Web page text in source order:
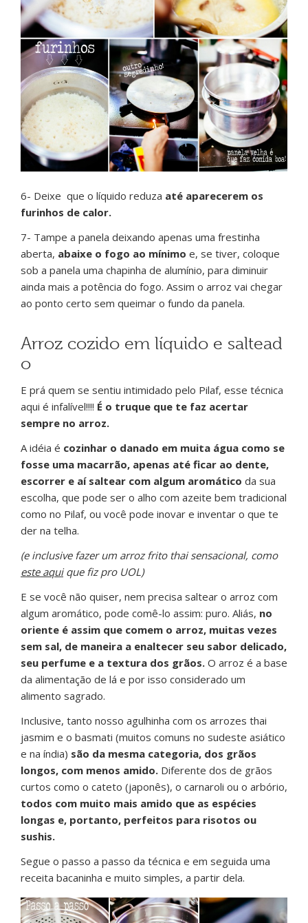
6- Deixe que o líquido reduza até aparecerem os
furinhos de calor.
7- Tampe a panela deixando apenas uma frestinha
aberta, abaixe o fogo ao mínimo e, se tiver, coloque
sob a panela uma chapinha de alumínio, para diminuir
ainda mais a potência do fogo. Assim o arroz vai chegar
ao ponto certo sem queimar o fundo da panela.
Arroz cozido em líquido e saltead
o
E prá quem se sentiu intimidado pelo Pilaf, esse técnica
aqui é infalível!!!! É o truque que te faz acertar
sempre no arroz.
A idéia é cozinhar o danado em muita água como se
fosse uma macarrão, apenas até ficar ao dente,
escorrer e aí saltear com algum aromático da sua
escolha, que pode ser o alho com azeite bem tradicional
como no Pilaf, ou você pode inovar e inventar o que te
der na telha.
(e inclusive fazer um arroz frito thai sensacional, como
este aquique fiz pro UOL)
E se você não quiser, nem precisa saltear o arroz com
algum aromático, pode comê-lo assim: puro. Aliás, no
oriente é assim que comem o arroz, muitas vezes
sem sal, de maneira a enaltecer seu sabor delicado,
seu perfume e a textura dos grãos. O arroz é a base
da alimentação de lá e por isso considerado um
alimento sagrado.
Inclusive, tanto nosso agulhinha com os arrozes thai
jasmim e o basmati (muitos comuns no sudeste asiático
e na índia) são da mesma categoria, dos grãos
longos, com menos amido. Diferente dos de grãos
curtos como o cateto (japonês), o carnaroli ou o arbório,
todos com muito mais amido que as espécies
longas e, portanto, perfeitos para risotos ou
sushis.
Segue o passo a passo da técnica e em seguida uma
receita bacaninha e muito simples, a partir dela.